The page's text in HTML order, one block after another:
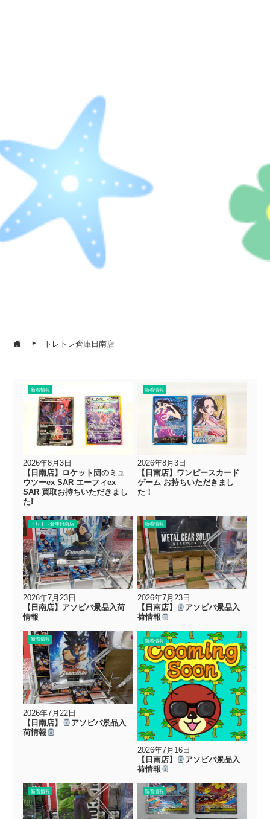
トレトレ倉庫日南店
新着情報
2026年8月3日
【日南店】ロケット団のミュ
ウツーex SAR エーフィex
SAR 買取お持ちいただきまし
た!
新着情報
2026年8月3日
【日南店】ワンピースカード
ゲーム お持ちいただきまし
た！
トレトレ倉庫日南店
2026年7月23日
【日南店】アソビバ景品入荷
情報
新着情報
2026年7月23日
【日南店】
アソビバ景品入
荷情報
新着情報
2026年7月22日
【日南店】
アソビバ景品入
荷情報
新着情報
2026年7月16日
【日南店】
アソビバ景品入
荷情報
新着情報 新着情報